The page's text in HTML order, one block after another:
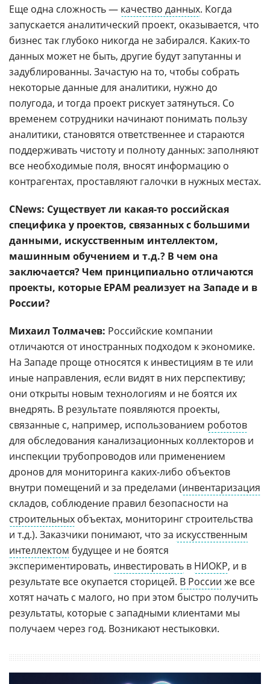
Еще одна сложность — качество данных. Когда
запускается аналитический проект, оказывается, что
бизнес так глубоко никогда не забирался. Каких-то
данных может не быть, другие будут запутанны и
задублированны. Зачастую на то, чтобы собрать
некоторые данные для аналитики, нужно до
полугода, и тогда проект рискует затянуться. Со
временем сотрудники начинают понимать пользу
аналитики, становятся ответственнее и стараются
поддерживать чистоту и полноту данных: заполняют
все необходимые поля, вносят информацию о
контрагентах, проставляют галочки в нужных местах.
CNews: Существует ли какая-то российская
специфика у проектов, связанных с большими
данными, искусственным интеллектом,
машинным обучением и т.д.? В чем она
заключается? Чем принципиально отличаются
проекты, которые EPAM реализует на Западе и в
России?
Михаил Толмачев: Российские компании
отличаются от иностранных подходом к экономике.
На Западе проще относятся к инвестициям в те или
иные направления, если видят в них перспективу;
они открыты новым технологиям и не боятся их
внедрять. В результате появляются проекты,
связанные с, например, использованием роботов
для обследования канализационных коллекторов и
инспекции трубопроводов или применением
дронов для мониторинга каких-либо объектов
внутри помещений и за пределами (инвентаризация
складов, соблюдение правил безопасности на
строительных объектах, мониторинг строительства
и т.д.). Заказчики понимают, что за искусственным
интеллектом будущее и не боятся
экспериментировать, инвестировать в НИОКР, и в
результате все окупается сторицей. В России же все
хотят начать с малого, но при этом быстро получить
результаты, которые с западными клиентами мы
получаем через год. Возникают нестыковки.